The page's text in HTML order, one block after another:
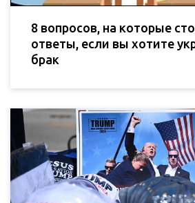
8 вопросов, на которые
ответы, если вы хотите
брак